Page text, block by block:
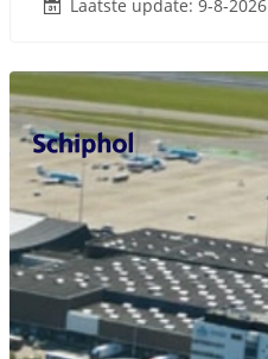
Laatste update: 9-8-2026